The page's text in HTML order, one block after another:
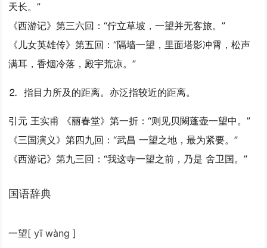
天长。”
《西游记》第三六回：“佇立草坡，一望并无客旅。”
《儿女英雄传》第五回：“隔墙一望，里面塔影冲霄，松声
满耳，香烟冷落，殿宇荒凉。”
⒉ 指目力所及的距离。亦泛指较近的距离。
引 元 王实甫 《丽春堂》第一折：“则见贝闕蓬壶一望中。”
《三国演义》第四九回：“武昌 一望之地，最为紧要。”
《西游记》第九三回：“我这寺一望之前，乃是 舍卫国。”
国语辞典
一望[ yī wàng ]